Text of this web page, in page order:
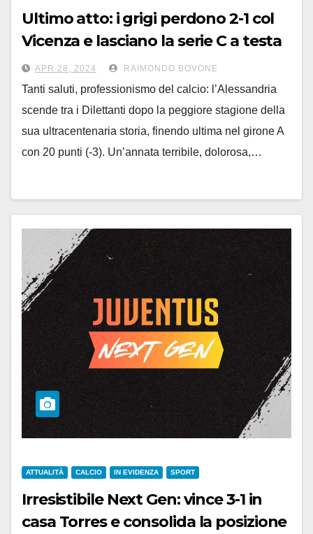
Ultimo atto: i grigi perdono 2-1 col
Vicenza e lasciano la serie C a testa
bassa
APR 28, 2024 RAIMONDO BOVONE
Tanti saluti, professionismo del calcio: l’Alessandria
scende tra i Dilettanti dopo la peggiore stagione della
sua ultracentenaria storia, finendo ultima nel girone A
con 20 punti (-3). Un’annata terribile, dolorosa,…
ATTUALITÀ CALCIO IN EVIDENZA SPORT
Irresistibile Next Gen: vince 3-1 in
casa Torres e consolida la posizione